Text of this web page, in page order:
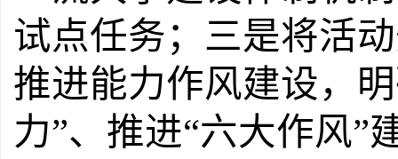
试点任务； 三是将活
推进能力作风建设，
力”、推进“六大作风”